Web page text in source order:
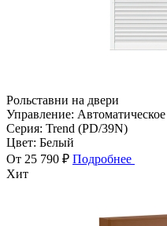
Рольставни на двери
Управление: Автоматическое
Серия: Trend (PD/39N)
Цвет: Белый
От 25 790 ₽ Подробнее
Хит